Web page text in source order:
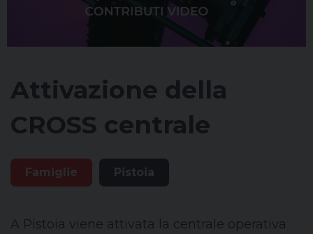
Attivazione della
CROSS centrale
Famiglie Pistoia
A Pistoia viene attivata la centrale operativa